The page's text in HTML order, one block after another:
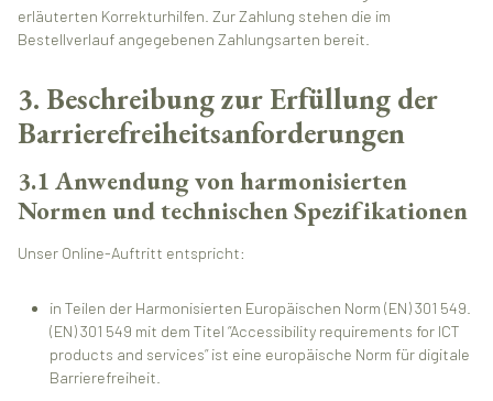
erläuterten Korrekturhilfen. Zur Zahlung stehen die im
Bestellverlauf angegebenen Zahlungsarten bereit.
3. Beschreibung zur Erfüllung der
Barrierefreiheitsanforderungen
3.1 Anwendung von harmonisierten
Normen und technischen Spezifikationen
Unser Online-Auftritt entspricht:
in Teilen der Harmonisierten Europäischen Norm (EN) 301 549.
(EN) 301 549 mit dem Titel “Accessibility requirements for ICT
products and services” ist eine europäische Norm für digitale
Barrierefreiheit.